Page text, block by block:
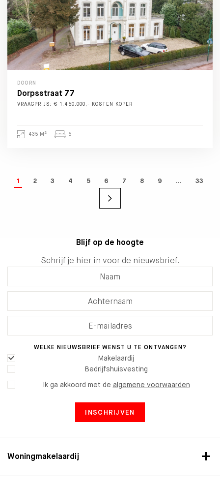
DOORN
Dorpsstraat 77
VRAAGPRIJS: € 1.450.000,- KOSTEN KOPER
435 M 2 5
1 2 3 4 5 6 7 8 9 … 33
Woningmakelaardij
Blijf op de hoogte
Schrijf je hier in voor de nieuwsbrief.
WELKE NIEUWSBRIEF WENST U TE ONTVANGEN?
Makelaardij
Bedrijfshuisvesting
Ik ga akkoord met de algemene voorwaarden
INSCHRIJVEN